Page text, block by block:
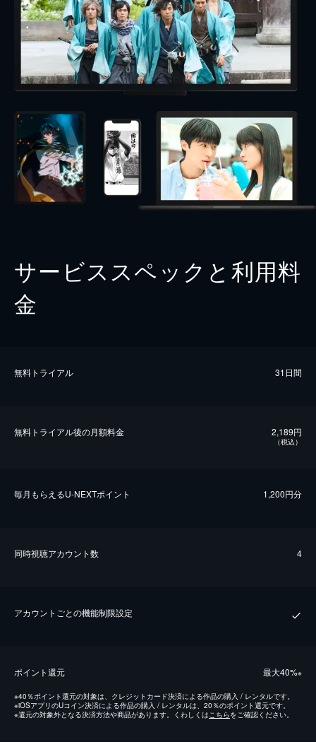
サービススペックと利用料
金
無料トライアル 31日間
無料トライアル後の⽉額料金 2,189円
（税込）
毎⽉もらえるU-NEXTポイント 1,200円分
同時視聴アカウント数 4
アカウントごとの機能制限設定
ポイント還元 最⼤40%※
※40％ポイント還元の対象は、クレジットカード決済による作品の購入 / レンタルです。
※iOSアプリのUコイン決済による作品の購入 / レンタルは、20％のポイント還元です。
※還元の対象外となる決済方法や商品があります。くわしくはこちらをご確認ください。